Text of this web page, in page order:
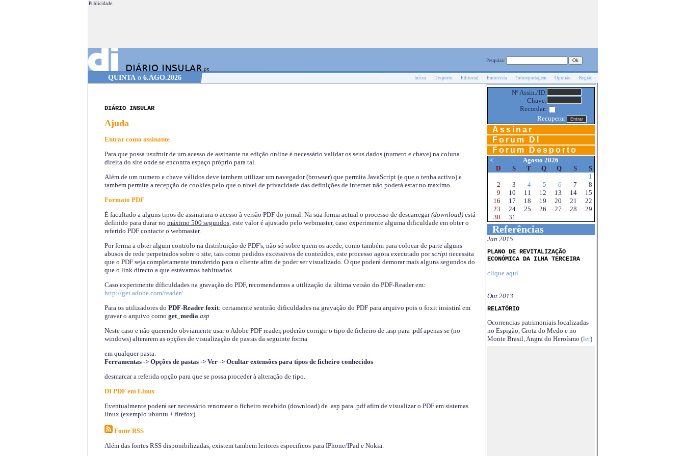
Publicidade.
Pesquisa:
QUINTA o 6.AGO.2026 Início Desporto Editorial Entrevista Fotoreportagem Opinião Região
DIÁRIO INSULAR
Ajuda
Entrar como assinante
Para que possa usufruir de um acesso de assinante na edição online é necessário validar os seus dados (numero e chave) na coluna
direita do site onde se encontra espaço próprio para tal.
Além de um numero e chave válidos deve tambem utilizar um navegador (browser) que permita JavaScript (e que o tenha activo) e
tambem permita a recepção de cookies pelo que o nível de privacidade das definições de internet não poderá estar no maximo.
Formato PDF
É facultado a alguns tipos de assinatura o acesso à versão PDF do jornal. Na sua forma actual o processo de descarregar(download)está
definido para durar no máximo 500 segundos, este valor é ajustado pelo webmaster, caso experimente alguma dificuldade em obter o
referido PDF contacte o webmaster.
Por forma a obter algum controlo na distribuição de PDF's, não só sobre quem os acede, como também para colocar de parte alguns
abusos de rede perpetrados sobre o site, tais como pedidos excessivos de conteúdos, este processo agora executado porscriptnecessita
que o PDF seja completamente transferido para o cliente afim de poder ser visualizado. O que poderá demorar mais alguns segundos do
que o link directo a que estávamos habituados.
Caso experimente díficuldades na gravação do PDF, recomendamos a utilização da última versão do PDF-Reader em:
http://get.adobe.com/reader/
Para os utilizadores do PDF-Reader foxit: certamente sentirão dificuldades na gravação do PDF para arquivo pois o foxit insistirá em
gravar o arquivo como get_media.asp
Neste caso e não querendo obviamente usar o Adobe PDF reader, poderão corrigir o tipo de ficheiro de .asp para .pdf apenas se (no
windows) alterarem as opções de visualização de pastas da seguinte forma
em qualquer pasta:
Ferramentas -> Opções de pastas -> Ver -> Ocultar extensões para tipos de ficheiro conhecidos
desmarcar a referida opção para que se possa proceder à alteração de tipo.
DI PDF em Linux
Eventualmente poderá ser necessário renomear o ficheiro recebido (download) de .asp para .pdf afim de visualizar o PDF em sistemas
linux (exemplo ubuntu + firefox)
Fonte RSS
Além das fontes RSS disponibilizadas, existem tambem leitores especificos para IPhone/IPad e Nokia.
Nº Assin./ID:
Chave:
Recordar:
Recuperar
Assinar
Forum DI
Forum Desporto
<
Agosto 2026
D
S T Q Q S
S
1
2
3 4 5 6 7
8
9
10 11 12 13 14
15
16
17 18 19 20 21
22
23
24 25 26 27 28
29
30
31
Referências
Jan.2015
PLANO DE REVITALIZAÇÃO
ECONÓMICA DA ILHA TERCEIRA
clique aqui
Out.2013
RELATÓRIO
Ocorrencias patrimoniais localizadas
no Espigão, Grota do Medo e no
Monte Brasil, Angra do Heroísmo (ler)